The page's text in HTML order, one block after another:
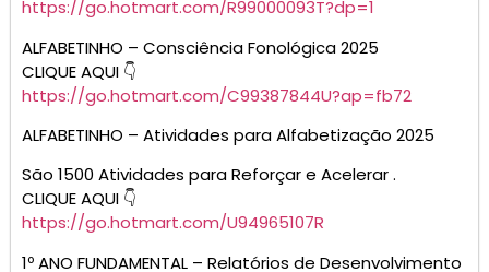
https://go.hotmart.com/R99000093T?dp=1
ALFABETINHO – Consciência Fonológica 2025
CLIQUE AQUI 👇
https://go.hotmart.com/C99387844U?ap=fb72
ALFABETINHO – Atividades para Alfabetização 2025
São 1500 Atividades para Reforçar e Acelerar .
CLIQUE AQUI 👇
https://go.hotmart.com/U94965107R
1º ANO FUNDAMENTAL – Relatórios de Desenvolvimento